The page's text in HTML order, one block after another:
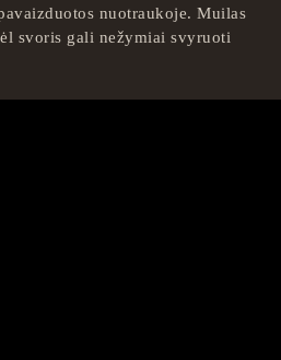
nuotraukoje. Muilas
svoris gali nežymiai svyruoti